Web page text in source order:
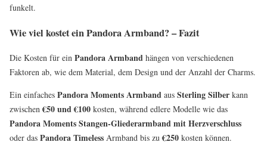
funkelt.
Wie viel kostet ein Pandora Armband? – Fazit
Die Kosten für ein Pandora Armband hängen von verschiedenen
Faktoren ab, wie dem Material, dem Design und der Anzahl der Charms.
Ein einfaches Pandora Moments Armband aus Sterling Silber kann
zwischen€50 und €100 kosten, während edlere Modelle wie das
Pandora Moments Stangen-Gliederarmband mit Herzverschluss
oder das Pandora Timeless Armband bis zu€250 kosten können.